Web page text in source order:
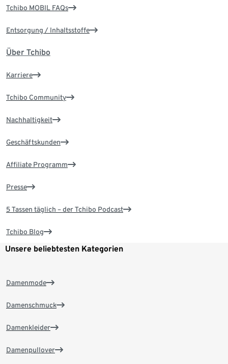
Tchibo MOBIL FAQs
Entsorgung / Inhaltsstoffe
Über Tchibo
Karriere
Tchibo Community
Nachhaltigkeit
Geschäftskunden
Affiliate Programm
Presse
5 Tassen täglich – der Tchibo Podcast
Tchibo Blog
Unsere beliebtesten Kategorien
Damenmode
Damenschmuck
Damenkleider
Damenpullover